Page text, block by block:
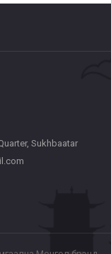
Sukhbaatar